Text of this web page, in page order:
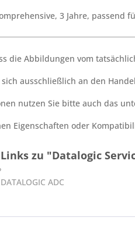
3 Jahre, passend
die Abbildungen vom
ausschließlich an den
nutzen Sie bitte auch das
Eigenschaften oder
zu "Datalogic
ADC